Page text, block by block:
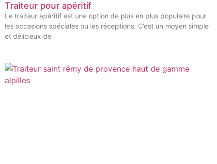
Traiteur pour apéritif
Le traiteur apéritif est une option de plus en plus populaire pour
les occasions spéciales ou les réceptions. C’est un moyen simple
et délicieux de